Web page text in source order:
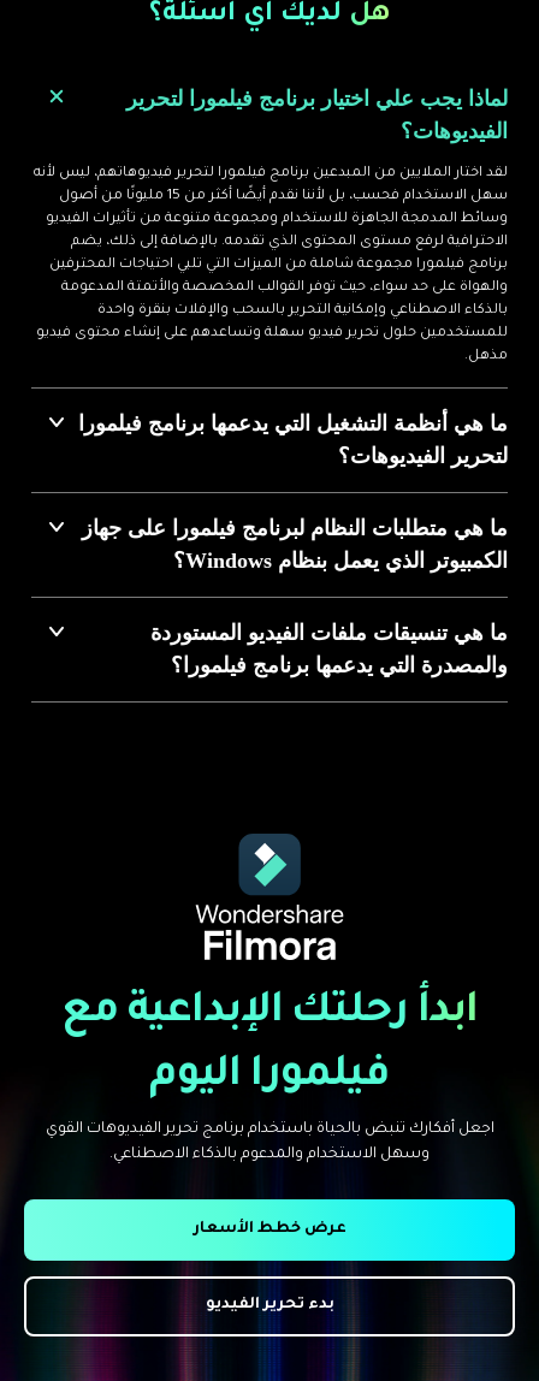
التأثيرات المقاطع الانتقالية
أكثر من 1.5 مليون مادة إعلامية مجانية
يمكنك الوصول إلى مكتبة ضخمة من اللقطات والصور
والمؤثرات الصوتية والمقاطع الموسيقية من منصة
Universal Music for Creators.
الموسيقى والصوت الصور اللقطات
صفحتك الشخصية - بتحريرها واستبدالها ونشرها بشكل أسرع.
هل لديك أي أسئلة؟
لماذا يجب علي اختيار برنامج فيلمورا لتحرير
الفيديوهات؟
لقد اختار الملايين من المبدعين برنامج فيلمورا لتحرير فيديوهاتهم، ليس لأنه
سهل الاستخدام فحسب، بل لأننا نقدم أيضًا أكثر من 15 مليونًا من أصول
وسائط المدمجة الجاهزة للاستخدام ومجموعة متنوعة من تأثيرات الفيديو
الاحترافية لرفع مستوى المحتوى الذي تقدمه. بالإضافة إلى ذلك، يضم
برنامج فيلمورا مجموعة شاملة من الميزات التي تلبي احتياجات المحترفين
والهواة على حد سواء، حيث توفر القوالب المخصصة والأتمتة المدعومة
بالذكاء الاصطناعي وإمكانية التحرير بالسحب والإفلات بنقرة واحدة
للمستخدمين حلول تحرير فيديو سهلة وتساعدهم على إنشاء محتوى فيديو
مذهل.
ما هي أنظمة التشغيل التي يدعمها برنامج فيلمورا
لتحرير الفيديوهات؟
ما هي متطلبات النظام لبرنامج فيلمورا على جهاز
الكمبيوتر الذي يعمل بنظام Windows؟
ما هي تنسيقات ملفات الفيديو المستوردة
والمصدرة التي يدعمها برنامج فيلمورا؟
ابدأ رحلتك الإبداعية مع
فيلمورا اليوم
اجعل أفكارك تنبض بالحياة باستخدام برنامج تحرير الفيديوهات القوي
وسهل الاستخدام والمدعوم بالذكاء الاصطناعي.
عرض خطط الأسعار
بدء تحرير الفيديو